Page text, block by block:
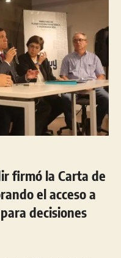
firmó la Carta de
el acceso a
decisiones